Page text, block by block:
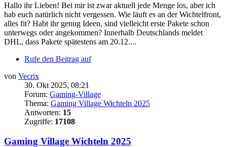
Hallo ihr Lieben! Bei mir ist zwar aktuell jede Menge los, aber ich
hab euch natürlich nicht vergessen. Wie läuft es an der Wichtelfront,
alles fit? Habt ihr genug Ideen, sind vielleicht erste Pakete schon
unterwegs oder angekommen? Innerhalb Deutschlands meldet
DHL, dass Pakete spätestens am 20.12....
Rufe den Beitrag auf
von Vecrix
30. Okt 2025, 08:21
Forum: Gaming-Village
Thema: Gaming Village Wichteln 2025
Antworten: 15
Zugriffe: 17108
Gaming Village Wichteln 2025